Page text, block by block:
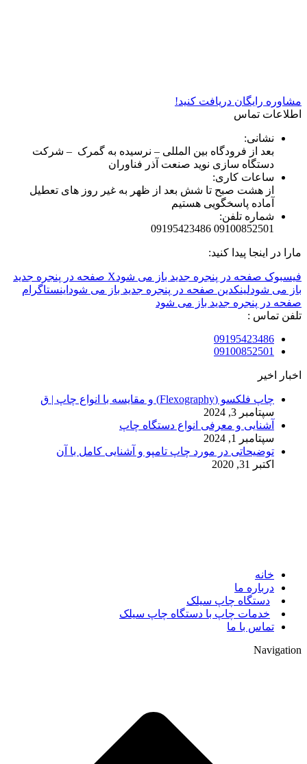
مشاوره رایگان دریافت کنید!
اطلاعات تماس
نشانی:
بعد از فرودگاه بین المللی – نرسیده به گمرک – شرکت
دستگاه سازی نوید صنعت آذر فناوران
ساعات کاری:
از هشت صبح تا شش بعد از ظهر به غیر روز های تعطیل
آماده پاسخگویی هستیم
شماره تلفن:
09100852501 09195423486
مارا در اینجا پیدا کنید:
فیسبوک صفحه در پنجره جدید باز می شود
X صفحه در پنجره جدید
باز می شودلینکدین صفحه در پنجره جدید باز می شود اینستاگرام
صفحه در پنجره جدید باز می شود
تلفن تماس :
09195423486
09100852501
اخبار اخیر
چاپ فلکسو (Flexography) و مقایسه با انواع چاپ | ق
سپتامبر 3, 2024
آشنایی و معرفی انواع دستگاه چاپ
سپتامبر 1, 2024
توضیحاتی در مورد چاپ تامپو و آشنایی کامل با آن
اکتبر 31, 2020
خانه
درباره ما
دستگاه چاپ سیلک
خدمات چاپ با دستگاه چاپ سیلک
تماس با ما
Navigation